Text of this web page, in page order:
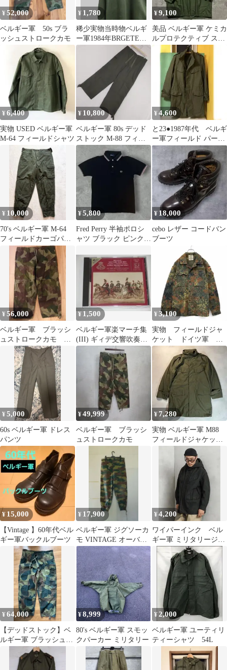
¥52,000
ベルギー軍 50s ブラ
ッシュストロークカモ
¥ 1,780
稀少実物当時物ベルギ
ー軍1984年BRGETEX
社スウエットシャツ50
ミリタリー
¥9,100
美品 ベルギー軍 ケミカ
ルプロテクティブ スモ
ックパーカー アノラッ
クパーカー
¥6,400
実物 USED ベルギー軍
M-64 フィールドシャツ
¥ 10,800
ベルギー軍 80s デッド
ストック M-88 フィー
ルド オーバーパンツ
¥ 4,600
と23●1987年代 ベルギ
ー軍フィールド パーカ
ーコートミリタリー
¥ 10,000
70's ベルギー軍 M-64
フィールドカーゴパン
ツ XL ミリタリーパン
¥5,800
Fred Perry 半袖ポロシ
ャツ ブラック ピンク
¥ 18,000
cebo レザー コードバン
ブーツ
¥56,000
ベルギー軍 ブラッシ
ュストロークカモ 前
¥ 1,500
ベルギー軍楽マーチ集
(III) ギィデ交響吹奏楽
団
¥ 3,100
実物 フィールドジャ
ケット ドイツ軍 フ
レクターカモ 1999年
製 迷彩色
¥5,000
60s ベルギー軍 ドレス
パンツ
¥49,999
ベルギー軍 ブラッシ
ュストロークカモ
¥7,280
実物 ベルギー軍 M88
フィールドジャケット
スタンドカラー
SEYNTEX
¥ 15,000
【Vintage 】60年代ベル
ギー軍バックルブーツ
¥ 17,900
ベルギー軍 ジグソーカ
モ VINTAGE オーバー
パンツ 1962年
¥4,200
ワイパーインク ベル
ギー軍 ミリタリージャ
ケット DARK GREEN
¥64,000
【デッドストック】ベ
ルギー軍 ブラッシュス
トロークカモ 後期 サイ
¥8,999
80's ベルギー軍 スモッ
クパーカー ミリタリー
¥2,000
ベルギー軍 ユーティリ
ティーシャツ 54L